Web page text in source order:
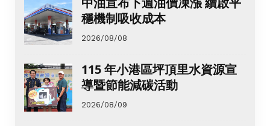
穩機制吸收成本
2026/08/08
115 年小港區坪頂里水資源宣
導暨節能減碳活動
2026/08/09